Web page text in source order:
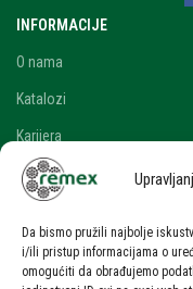
Da bismo pružili najbolje
i/ili pristup informacijama o
omogućiti da obrađujemo
INFORMACIJE
O nama
Katalozi
Karijera
Blog i novosti
RAČUN
Moj račun